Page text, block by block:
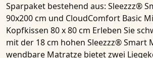
Sparpaket bestehend aus: Sleezzz®
90x200 cm und CloudComfort Basic
Kopfkissen 80 x 80 cm Erleben Sie
mit der 18 cm hohen Sleezzz® Smart
wendbare Matratze bietet zwei